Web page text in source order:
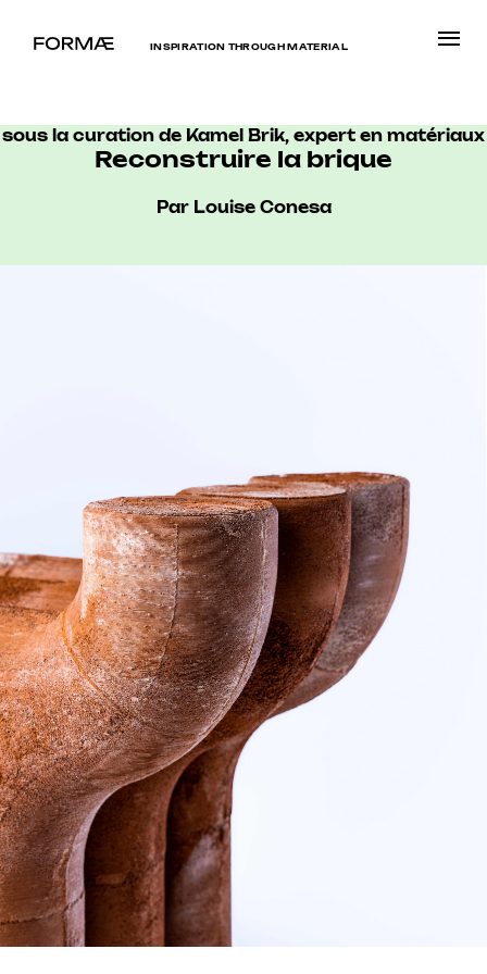
INSPIRATION THROUGH MATERIAL
sous la curation de Kamel Brik, expert en matériaux
Reconstruire la brique
Par Louise Conesa